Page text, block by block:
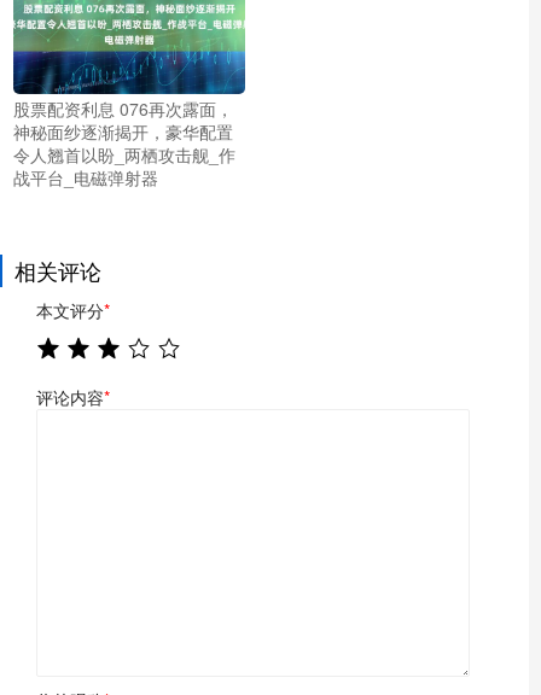
股票配资利息 076再次露面，
神秘面纱逐渐揭开，豪华配置
令人翘首以盼_两栖攻击舰_作
战平台_电磁弹射器
相关评论
本文评分*
评论内容*